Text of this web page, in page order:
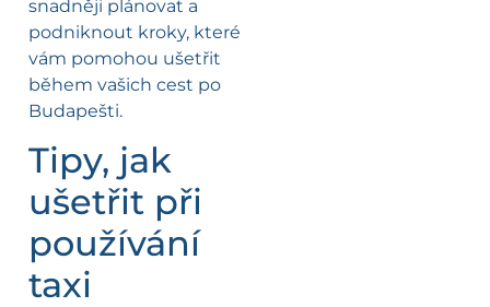
snadněji plánovat a
podniknout kroky, které
vám pomohou ušetřit
během vašich cest po
Budapešti.
Tipy, jak
ušetřit při
používání
taxi